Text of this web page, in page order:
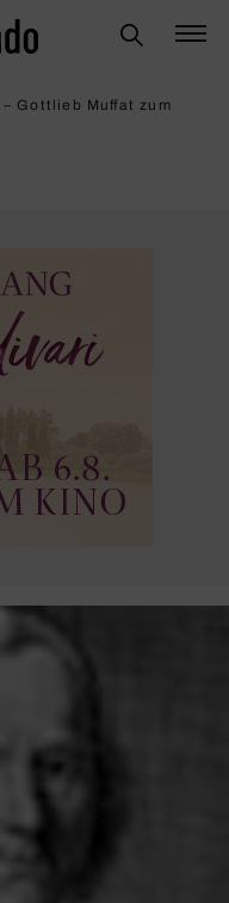
Gott­lieb Muffat zum